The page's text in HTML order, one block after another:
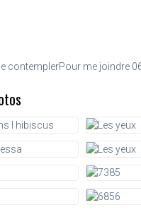
contemplerPour me joindre